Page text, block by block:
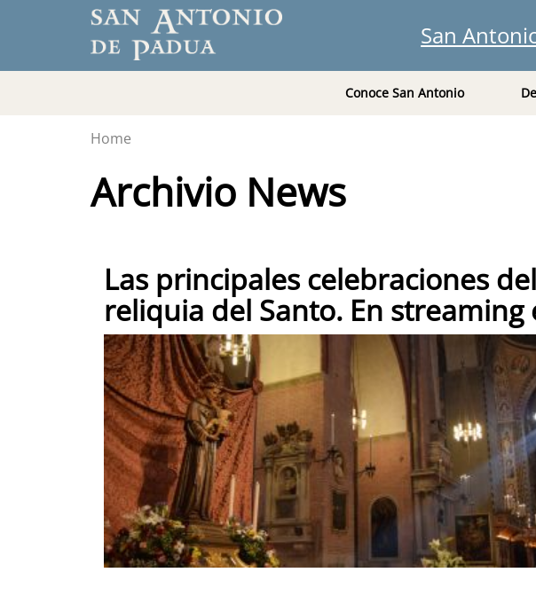
San
Conoce San Antonio
Home
Archivio News
Las principales celebraciones
reliquia del Santo. En